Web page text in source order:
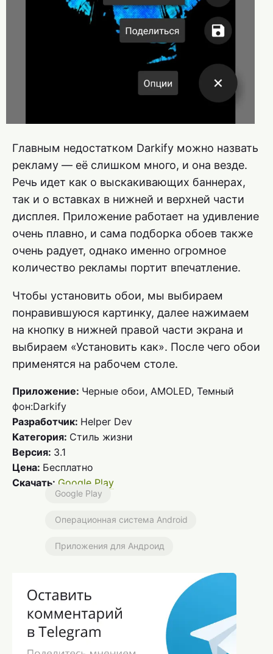
Главным недостатком Darkify можно назвать
рекламу — её слишком много, и она везде.
Речь идет как о выскакивающих баннерах,
так и о вставках в нижней и верхней части
дисплея. Приложение работает на удивление
очень плавно, и сама подборка обоев также
очень радует, однако именно огромное
количество рекламы портит впечатление.
Чтобы установить обои, мы выбираем
понравившуюся картинку, далее нажимаем
на кнопку в нижней правой части экрана и
выбираем «Установить как». После чего обои
применятся на рабочем столе.
Приложение: Черные обои, AMOLED, Темный
фон:Darkify
Разработчик: Helper Dev
Категория: Стиль жизни
Версия: 3.1
Цена: Бесплатно
Скачать: Google Play
Google Play
Операционная система Android
Приложения для Андроид